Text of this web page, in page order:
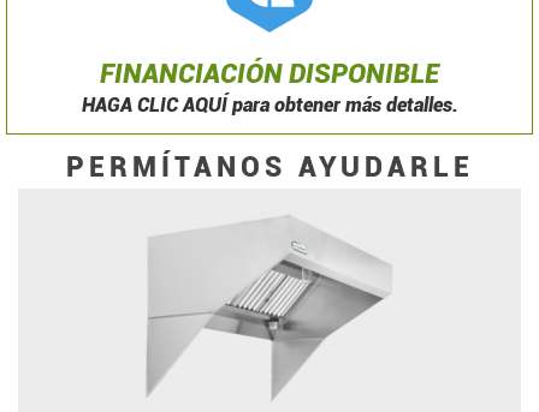
FINANCIACIÓN DISPONIBLE
HAGA CLIC AQUÍ para obtener más detalles.
PERMÍTANOS AYUDARLE